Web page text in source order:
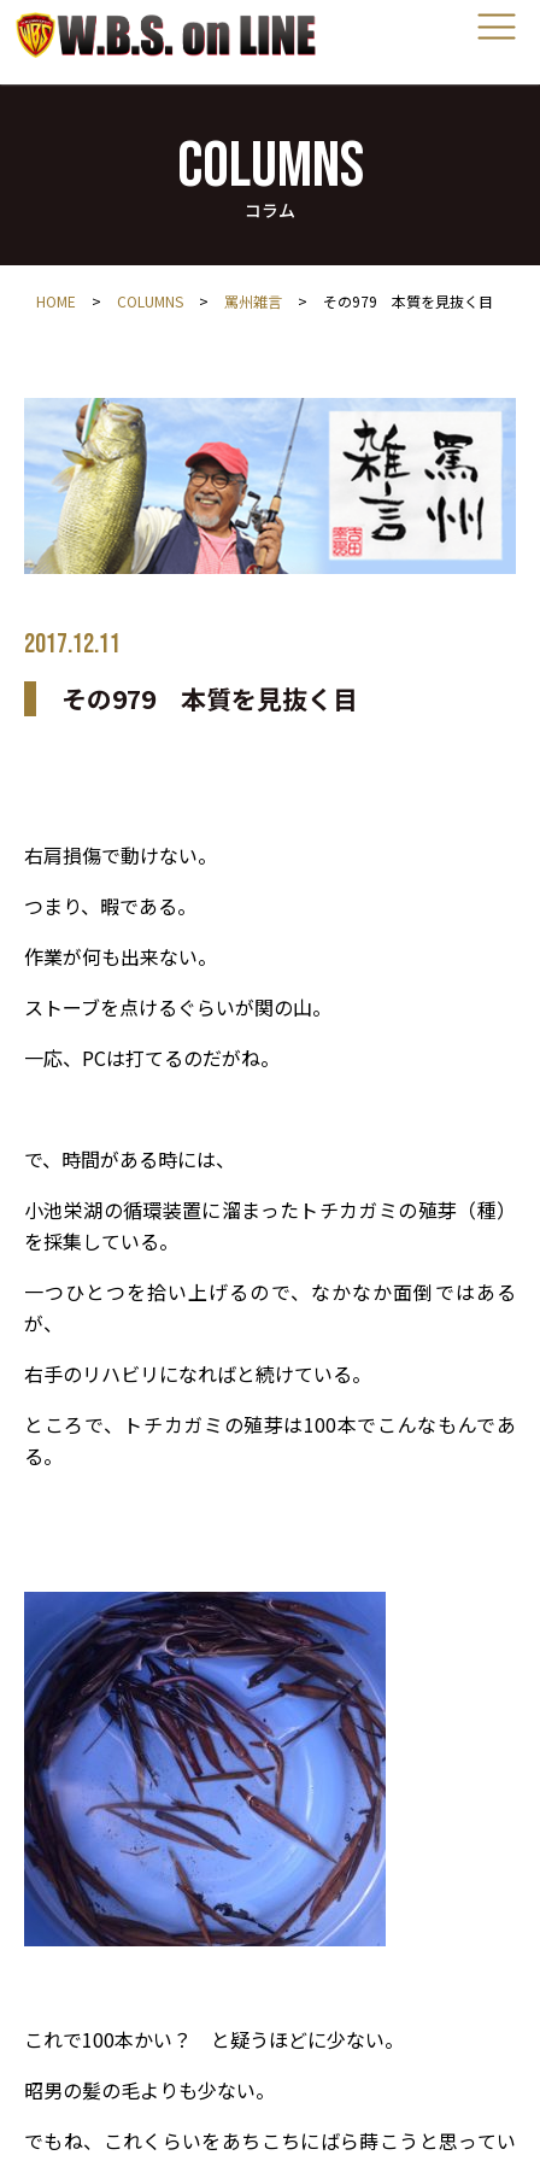
COLUMNS
コラム
HOME > COLUMNS > 罵州雑言 > その979 本質を見抜く目
2017.12.11
その979 本質を見抜く目
右肩損傷で動けない。
つまり、暇である。
作業が何も出来ない。
ストーブを点けるぐらいが関の山。
一応、PCは打てるのだがね。
で、時間がある時には、
小池栄湖の循環装置に溜まったトチカガミの殖芽（種）
を採集している。
一つひとつを拾い上げるので、なかなか面倒ではある
が、
右手のリハビリになればと続けている。
ところで、トチカガミの殖芽は100本でこんなもんであ
る。
これで100本かい？ と疑うほどに少ない。
昭男の髪の毛よりも少ない。
でもね、これくらいをあちこちにばら蒔こうと思ってい